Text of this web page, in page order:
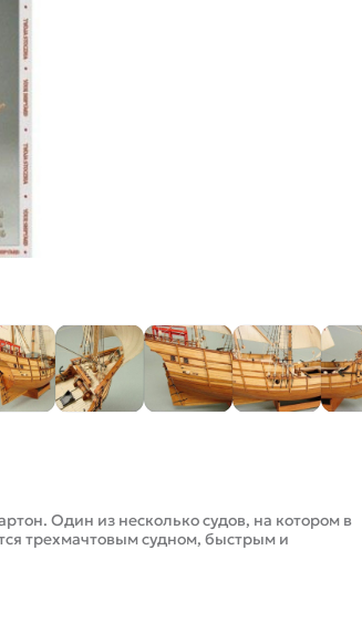
Один из несколько судов, на котором в
трехмачтовым судном, быстрым и
Заказать звонок